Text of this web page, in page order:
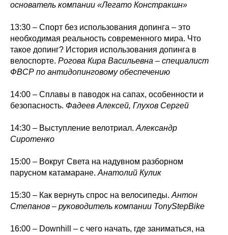
основатель компании «Легато Констракшн»
13:30 – Спорт без использования допинга – это
необходимая реальность современного мира. Что
такое допинг? История использования допинга в
велоспорте. Рогова Кира Васильевна – специалист
ФВСР по антидопинговому обеспечению
14:00 – Сплавы в паводок на сапах, особенности и
безопасность. Фадеев Алексей, Глухов Сергей
14:30 – Выступление велотриал. Александр
Сиротенко
15:00 – Вокруг Света на надувном разборном
парусном катамаране. Анатолий Кулик
15:30 – Как вернуть спрос на велосипеды. Антон
Степанов – руководитель компании TonyStepBike
16:00 – Downhill – с чего начать, где заниматься, на